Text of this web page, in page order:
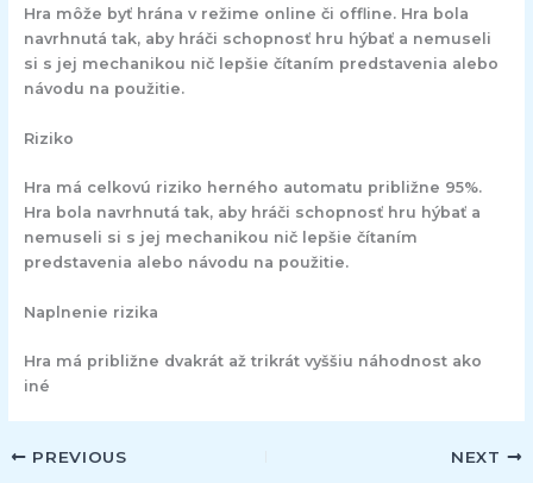
Hra môže byť hrána v režime online či offline. Hra bola
navrhnutá tak, aby hráči schopnosť hru hýbať a nemuseli
si s jej mechanikou nič lepšie čítaním predstavenia alebo
návodu na použitie.
Riziko
Hra má celkovú riziko herného automatu približne 95%.
Hra bola navrhnutá tak, aby hráči schopnosť hru hýbať a
nemuseli si s jej mechanikou nič lepšie čítaním
predstavenia alebo návodu na použitie.
Naplnenie rizika
Hra má približne dvakrát až trikrát vyššiu náhodnost ako
iné
PREVIOUS NEXT